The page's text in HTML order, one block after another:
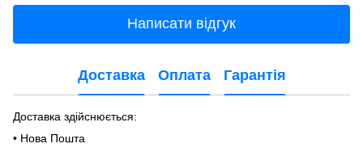
Написати відгук
Доставка Оплата Гарантія
Доставка здійснюється:
• Нова Пошта